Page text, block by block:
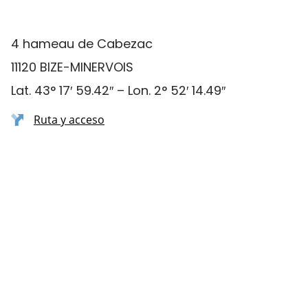
4 hameau de Cabezac
11120 BIZE-MINERVOIS
Lat. 43° 17′ 59.42″ – Lon. 2° 52′ 14.49″
Ruta y acceso